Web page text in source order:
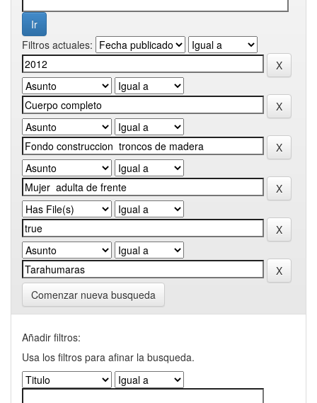
Filtros actuales:
Comenzar nueva busqueda
Añadir filtros:
Usa los filtros para afinar la busqueda.